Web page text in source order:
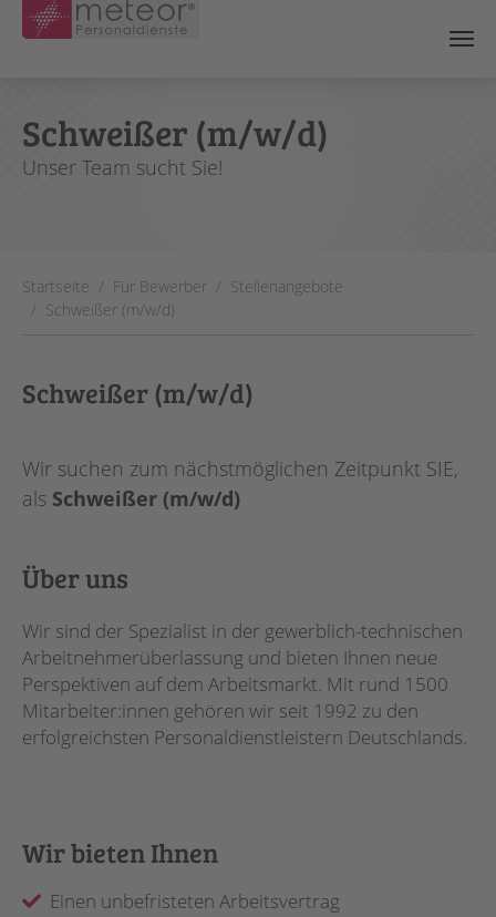
Schweißer (m/w/d)
Unser Team sucht Sie!
Startseite Für Bewerber
Stellenangebote
Schweißer (m/w/d)
Schweißer (m/w/d)
Wir suchen zum nächstmöglichen Zeitpunkt SIE,
als Schweißer (m/w/d)
Über uns
Wir sind der Spezialist in der gewerblich-technischen
Arbeitnehmerüberlassung und bieten Ihnen neue
Perspektiven auf dem Arbeitsmarkt. Mit rund 1500
Mitarbeiter:innen gehören wir seit 1992 zu den
erfolgreichsten Personaldienstleistern Deutschlands.
Wir bieten Ihnen
Einen unbefristeten Arbeitsvertrag